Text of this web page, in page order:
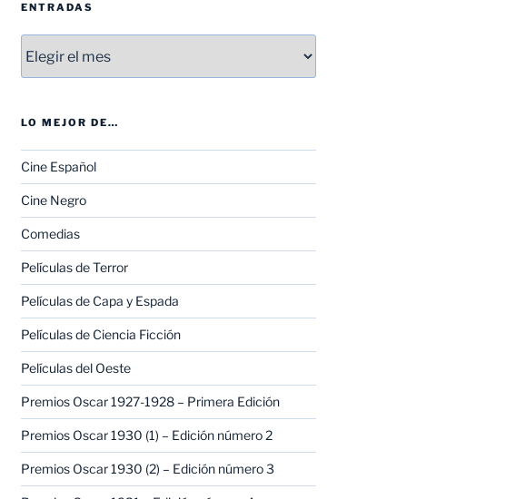
ENTRADAS
LO MEJOR DE…
Cine Español
Cine Negro
Comedias
Películas de Terror
Películas de Capa y Espada
Películas de Ciencia Ficción
Películas del Oeste
Premios Oscar 1927-1928 – Primera Edición
Premios Oscar 1930 (1) – Edición número 2
Premios Oscar 1930 (2) – Edición número 3